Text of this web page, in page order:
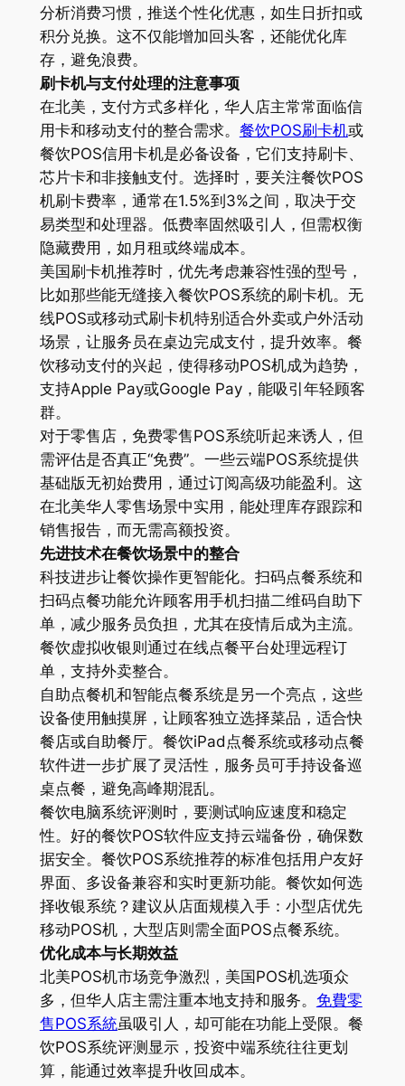
分析消费习惯，推送个性化优惠，如生日折扣或
积分兑换。这不仅能增加回头客，还能优化库
存，避免浪费。
刷卡机与支付处理的注意事项
在北美，支付方式多样化，华人店主常常面临信
用卡和移动支付的整合需求。 餐饮POS刷卡机或
餐饮POS信用卡机是必备设备，它们支持刷卡、
芯片卡和非接触支付。选择时，要关注餐饮POS
机刷卡费率，通常在1.5%到3%之间，取决于交
易类型和处理器。低费率固然吸引人，但需权衡
隐藏费用，如月租或终端成本。
美国刷卡机推荐时，优先考虑兼容性强的型号，
比如那些能无缝接入餐饮POS系统的刷卡机。无
线POS或移动式刷卡机特别适合外卖或户外活动
场景，让服务员在桌边完成支付，提升效率。餐
饮移动支付的兴起，使得移动POS机成为趋势，
支持Apple Pay或Google Pay，能吸引年轻顾客
群。
对于零售店，免费零售POS系统听起来诱人，但
需评估是否真正“免费”。一些云端POS系统提供
基础版无初始费用，通过订阅高级功能盈利。这
在北美华人零售场景中实用，能处理库存跟踪和
销售报告，而无需高额投资。
先进技术在餐饮场景中的整合
科技进步让餐饮操作更智能化。扫码点餐系统和
扫码点餐功能允许顾客用手机扫描二维码自助下
单，减少服务员负担，尤其在疫情后成为主流。
餐饮虚拟收银则通过在线点餐平台处理远程订
单，支持外卖整合。
自助点餐机和智能点餐系统是另一个亮点，这些
设备使用触摸屏，让顾客独立选择菜品，适合快
餐店或自助餐厅。餐饮iPad点餐系统或移动点餐
软件进一步扩展了灵活性，服务员可手持设备巡
桌点餐，避免高峰期混乱。
餐饮电脑系统评测时，要测试响应速度和稳定
性。好的餐饮POS软件应支持云端备份，确保数
据安全。餐饮POS系统推荐的标准包括用户友好
界面、多设备兼容和实时更新功能。餐饮如何选
择收银系统？建议从店面规模入手：小型店优先
移动POS机，大型店则需全面POS点餐系统。
优化成本与长期效益
北美POS机市场竞争激烈，美国POS机选项众
多，但华人店主需注重本地支持和服务。 免費零
售POS系統虽吸引人，却可能在功能上受限。餐
饮POS系统评测显示，投资中端系统往往更划
算，能通过效率提升收回成本。